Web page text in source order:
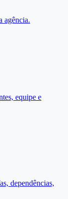
agência.
equipe e
dependências,